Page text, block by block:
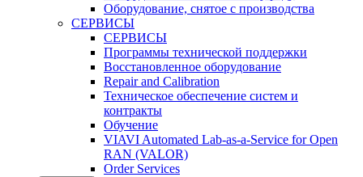
Оборудование, снятое с производства
СЕРВИСЫ
СЕРВИСЫ
Программы технической поддержки
Восстановленное оборудование
Repair and Calibration
Техническое обеспечение систем и
контракты
Обучение
VIAVI Automated Lab-as-a-Service for Open
RAN (VALOR)
Order Services